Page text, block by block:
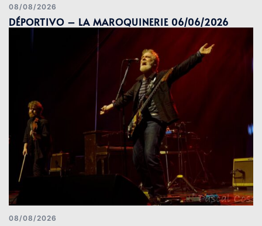
08/08/2026
DÉPORTIVO – LA MAROQUINERIE 06/06/2026
08/08/2026